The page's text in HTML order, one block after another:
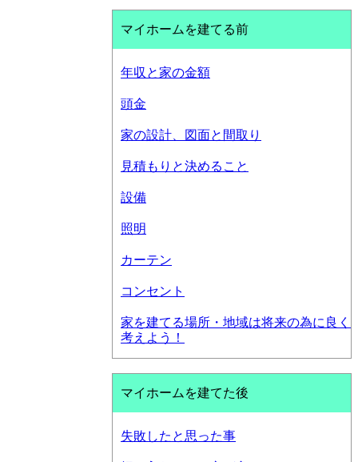
マイホームを建てる前
年収と家の金額
頭金
家の設計、図面と間取り
見積もりと決めること
設備
照明
カーテン
コンセント
家を建てる場所・地域は将来の為に良く
考えよう！
マイホームを建てた後
失敗したと思った事